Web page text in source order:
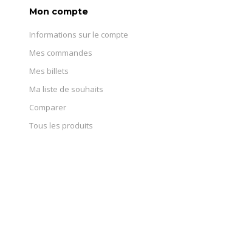
Mon compte
Informations sur le compte
Mes commandes
Mes billets
Ma liste de souhaits
Comparer
Tous les produits